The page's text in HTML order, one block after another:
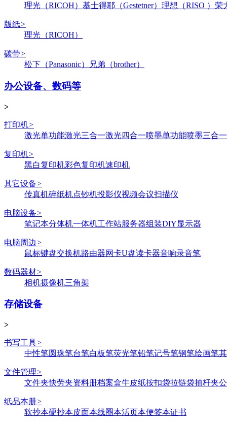
理光（RICOH） 基士得耶（Gestetner） 理想（RISO ） 荣
版纸>
理光（RICOH）
碳带>
松下（Panasonic）
兄弟（brother）
办公设备、数码等
>
打印机>
激光单功能激光三合一激光四合一喷墨单功能喷墨三合一
复印机>
黑白复印机彩色复印机速印机
其它设备>
传真机碎纸机点钞机投影仪视频会议扫描仪
电脑设备>
笔记本分体机一体机工作站服务器组装DIY显示器
电脑周边>
鼠标键盘交换机路由器网卡U盘读卡器音响录音笔
数码器材>
相机摄像机三角架
存储设备
>
书写工具>
中性笔圆珠笔台笔白板笔荧光笔铅笔记号笔钢笔绘画笔
文件管理>
文件夹快劳夹资料册档案盒牛皮纸按扣袋拉链袋抽杆夹
纸品本册>
软抄本硬抄本皮面本线圈本活页本便签本证书